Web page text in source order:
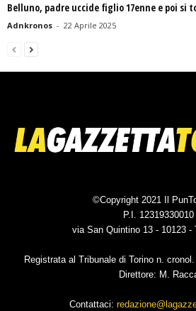
Belluno, padre uccide figlio 17enne e poi si
Adnkronos - 22 Aprile 2025
©Copyright 2021 Il
P.I. 12319330010
via San Quintino 13 - 10123 -
Registrata al Tribunale di Torino n.
Direttore: M.
Contattaci: